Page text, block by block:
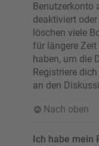
Benutzerkonto
deaktiviert
löschen viele
für längere Zeit
haben, um die
Registriere
an den
Nach oben
Ich habe mein